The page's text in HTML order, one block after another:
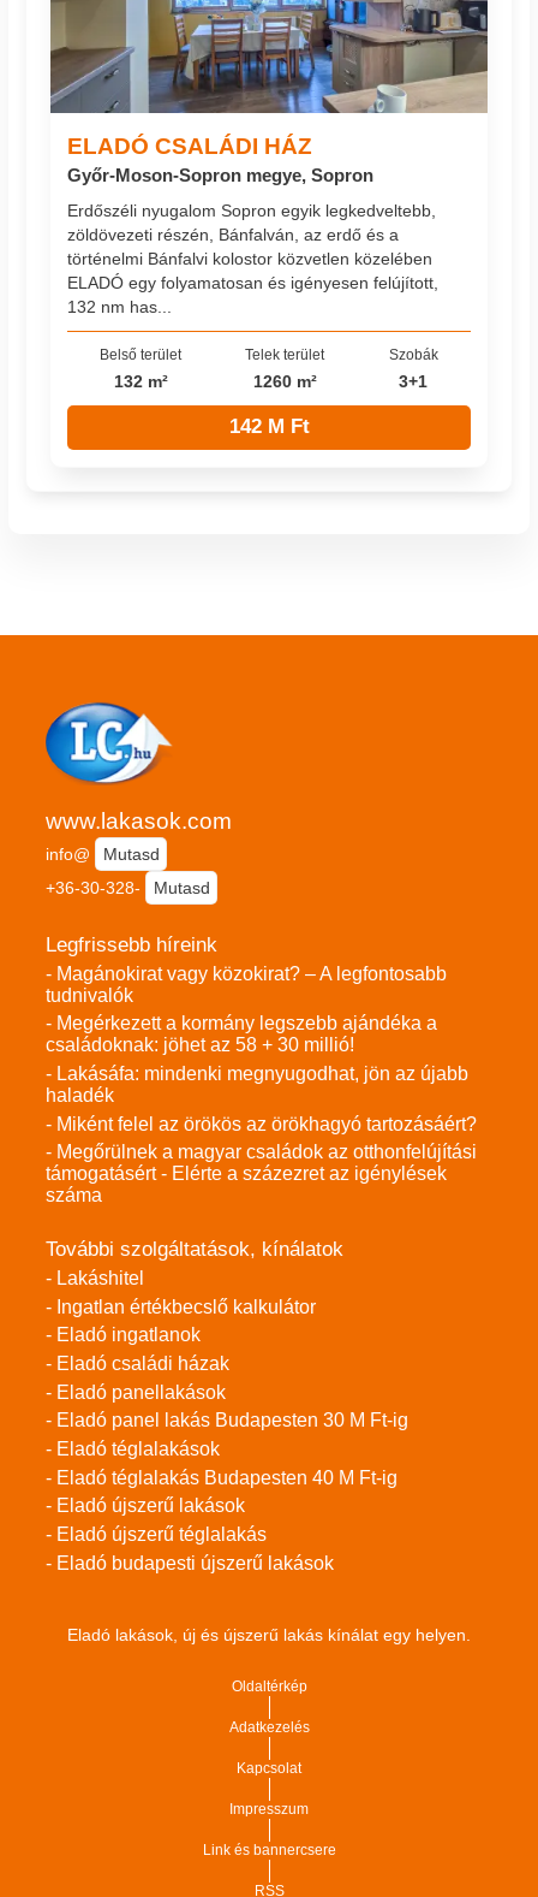
ELADÓ CSALÁDI HÁZ
Győr-Moson-Sopron megye, Sopron
Erdőszéli nyugalom Sopron egyik legkedveltebb,
zöldövezeti részén, Bánfalván, az erdő és a
történelmi Bánfalvi kolostor közvetlen közelében
ELADÓ egy folyamatosan és igényesen felújított,
132 nm has...
Belső terület
132 m²
Telek terület
1260 m²
Szobák
3+1
142 M Ft
www.lakasok.com
info@
Mutasd
+36-30-328-
Mutasd
Legfrissebb híreink
- Magánokirat vagy közokirat? – A legfontosabb
tudnivalók
- Megérkezett a kormány legszebb ajándéka a
családoknak: jöhet az 58 + 30 millió!
- Lakásáfa: mindenki megnyugodhat, jön az újabb
haladék
- Miként felel az örökös az örökhagyó tartozásáért?
- Megőrülnek a magyar családok az otthonfelújítási
támogatásért - Elérte a százezret az igénylések
száma
További szolgáltatások, kínálatok
- Lakáshitel
- Ingatlan értékbecslő kalkulátor
- Eladó ingatlanok
- Eladó családi házak
- Eladó panellakások
- Eladó panel lakás Budapesten 30 M Ft-ig
- Eladó téglalakások
- Eladó téglalakás Budapesten 40 M Ft-ig
- Eladó újszerű lakások
- Eladó újszerű téglalakás
- Eladó budapesti újszerű lakások
Eladó lakások, új és újszerű lakás kínálat egy helyen.
Oldaltérkép
Adatkezelés
Kapcsolat
Impresszum
Link és bannercsere
RSS